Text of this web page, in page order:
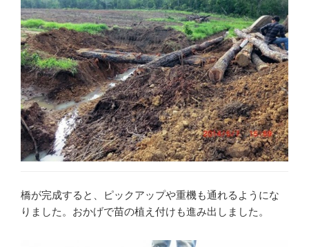
橋が完成すると、ピックアップや重機も通れるようにな
りました。おかげで苗の植え付けも進み出しました。